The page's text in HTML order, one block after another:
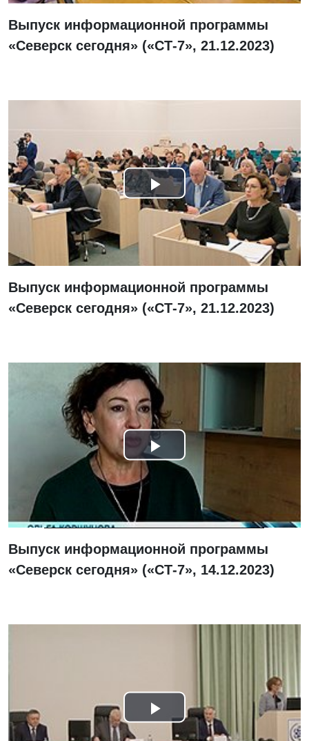
Выпуск информационной программы
«Северск сегодня» («СТ-7», 21.12.2023)
Смотреть
видео
Выпуск информационной программы
«Северск сегодня» («СТ-7», 21.12.2023)
Смотреть
видео
Выпуск информационной программы
«Северск сегодня» («СТ-7», 14.12.2023)
Смотреть